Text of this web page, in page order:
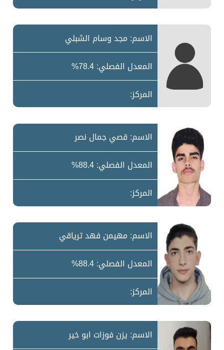
الاسم: مجد وسام الشبلي
المعدل الفصلي: 78.4%
المركز:
الاسم: قصي جمال نصر
المعدل الفصلي: 88.4%
المركز:
الاسم: مهيمن فهد ترياقي
المعدل الفصلي: 88.4%
المركز:
الاسم: يزن فوزات ابو خير